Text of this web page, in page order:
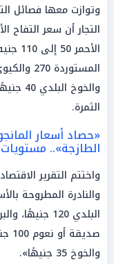
وتوازت معها فصائل
الثمرة.
«حصاد أسعار
الطازجة»..
واختتم التقرير
والنادرة المطروحة
والخوخ 35 جنيهًا».